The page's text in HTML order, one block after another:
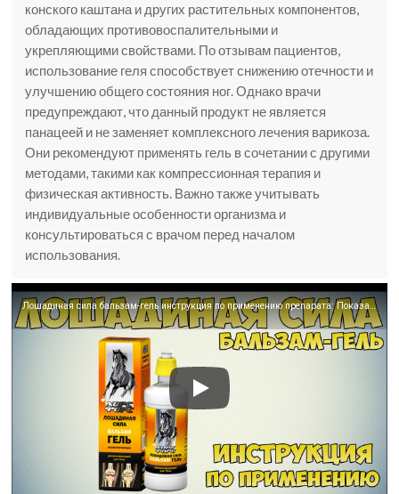
конского каштана и других растительных компонентов,
обладающих противовоспалительными и
укрепляющими свойствами. По отзывам пациентов,
использование геля способствует снижению отечности и
улучшению общего состояния ног. Однако врачи
предупреждают, что данный продукт не является
панацеей и не заменяет комплексного лечения варикоза.
Они рекомендуют применять гель в сочетании с другими
методами, такими как компрессионная терапия и
физическая активность. Важно также учитывать
индивидуальные особенности организма и
консультироваться с врачом перед началом
использования.
Лошадиная сила бальзам-гель инструкция по применению препарата: Показания, как применять, обзор